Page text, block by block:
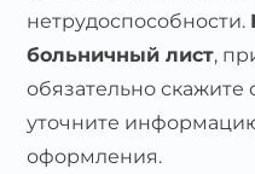
нетрудоспособности.
больничный лист,
обязательно скажите
уточните
оформления.